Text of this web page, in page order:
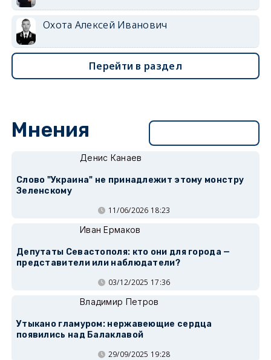
Охота Алексей Иванович
Перейти в раздел
Мнения
Денис Канаев
Слово "Украина" не принадлежит этому монстру
Зеленскому
11/06/2026 18:23
Иван Ермаков
Депутаты Севастополя: кто они для города —
представители или наблюдатели?
03/12/2025 17:36
Владимир Петров
Утыкано гламуром: нержавеющие сердца
появились над Балаклавой
29/09/2025 19:28